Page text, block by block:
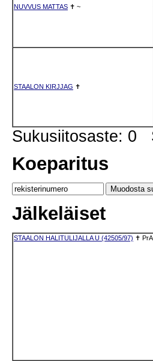
NUVVUS MATTAS ✝ ~
STAALON KIRJJAG ✝
Sukusiitosaste:
Koeparitus
Jälkeläiset
STAALON HALITULIJALLA U (42505/97) ✝ PrA